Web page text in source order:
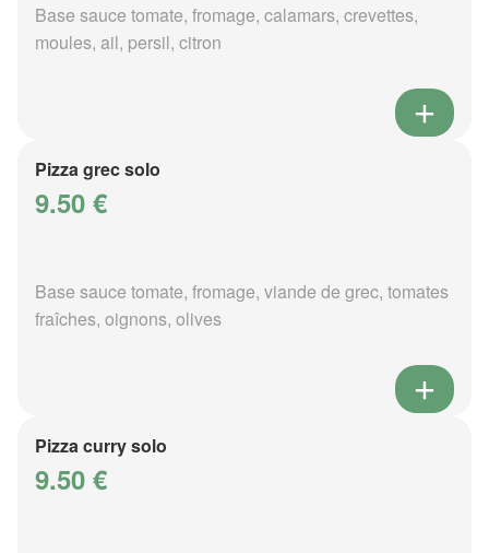
Base sauce tomate, fromage, calamars, crevettes,
moules, ail, persil, citron
Pizza grec solo
9.50 €
Base sauce tomate, fromage, viande de grec, tomates
fraîches, oignons, olives
Pizza curry solo
9.50 €